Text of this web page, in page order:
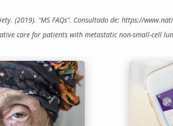
(2019). "MS FAQs". Consultado de: https://
care for patients with metastatic non-small-cell